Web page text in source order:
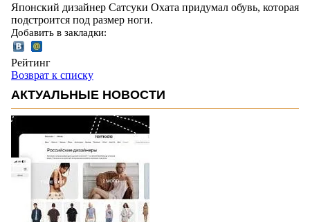
Японский дизайнер Сатсуки Охата придумал обувь, которая
подстроится под размер ноги.
Добавить в закладки:
Рейтинг
Возврат к списку
АКТУАЛЬНЫЕ НОВОСТИ